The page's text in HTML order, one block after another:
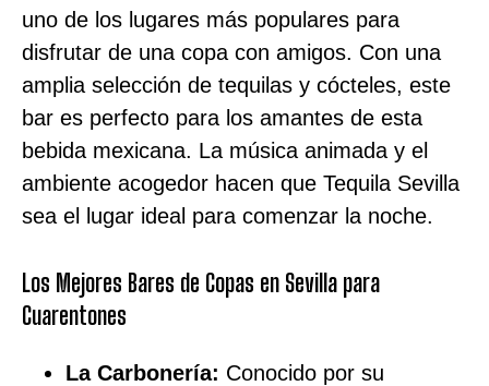
uno de los lugares más populares para
disfrutar de una copa con amigos. Con una
amplia selección de tequilas y cócteles, este
bar es perfecto para los amantes de esta
bebida mexicana. La música animada y el
ambiente acogedor hacen que Tequila Sevilla
sea el lugar ideal para comenzar la noche.
Los Mejores Bares de Copas en Sevilla para
Cuarentones
La Carbonería: Conocido por su